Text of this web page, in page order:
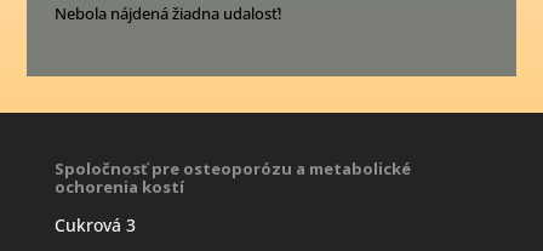
Nebola nájdená žiadna udalosť!
Spoločnosť pre osteoporózu a metabolické
ochorenia kostí
Cukrová 3